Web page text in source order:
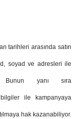
tarihleri arasında satın
soyad ve adresleri ile
Bunun yanı sıra
ile kampanyaya
hak kazanabiliyor.